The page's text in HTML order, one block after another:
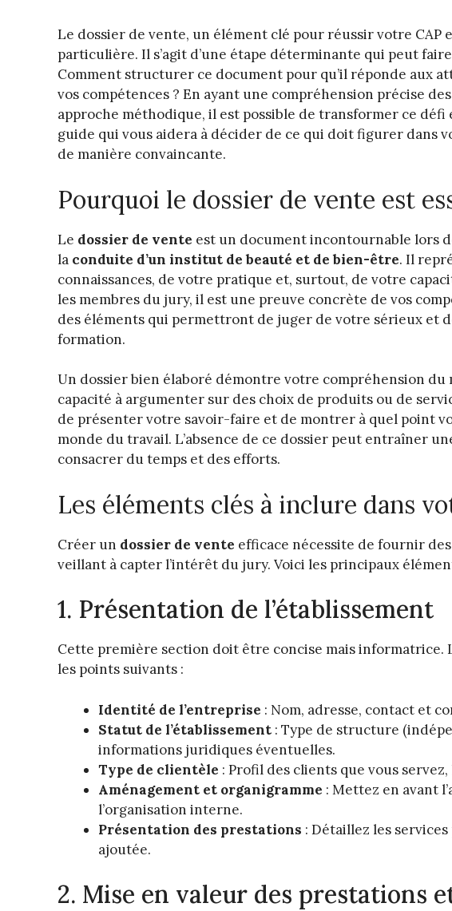
Le dossier de vente, un élément clé pour réussir votre
particulière. Il s’agit d’une étape déterminante qui peut
Comment structurer ce document pour qu’il réponde aux
vos compétences ? En ayant une compréhension précise
approche méthodique, il est possible de transformer ce défi
guide qui vous aidera à décider de ce qui doit figurer dans
de manière convaincante.
Pourquoi le dossier de vente est
Le dossier de vente est un document incontournable lors
la conduite d’un institut de beauté et de bien-être. Il
connaissances, de votre pratique et, surtout, de votre
les membres du jury, il est une preuve concrète de vos
des éléments qui permettront de juger de votre sérieux et
formation.
Un dossier bien élaboré démontre votre compréhension
capacité à argumenter sur des choix de produits ou de
de présenter votre savoir-faire et de montrer à quel point
monde du travail. L’absence de ce dossier peut entraîner
consacrer du temps et des efforts.
Les éléments clés à inclure dans
Créer un dossier de vente efficace nécessite de fournir
veillant à capter l’intérêt du jury. Voici les principaux
1. Présentation de l’établissement
Cette première section doit être concise mais informatrice.
les points suivants :
Identité de l’entreprise : Nom, adresse, contact et
Statut de l’établissement : Type de structure
informations juridiques éventuelles.
Type de clientèle : Profil des clients que vous
Aménagement et organigramme : Mettez en avant
l’organisation interne.
Présentation des prestations : Détaillez les
ajoutée.
2. Mise en valeur des prestations